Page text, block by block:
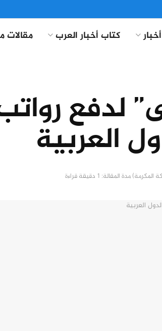
أخبار كتاب أخبار العرب مقالات
لدفع
العربية
مدة المقالة: 1 دقيقة قراءة